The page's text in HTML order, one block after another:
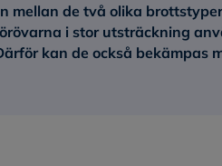
mellan de två olika
i stor utsträckning
kan de också bekämpas